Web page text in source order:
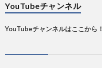
YouTubeチャンネル
YouTubeチャンネルはここから！